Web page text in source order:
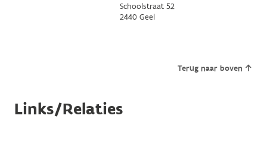
Schoolstraat 52
2440 Geel
Terug naar boven
Links/Relaties